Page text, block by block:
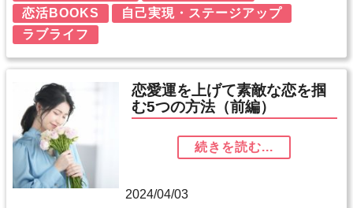
恋活BOOKS
自己実現・ステージアップ
ラブライフ
恋愛運を上げて素敵な恋を掴
む5つの方法（前編）
続きを読む...
2024/04/03